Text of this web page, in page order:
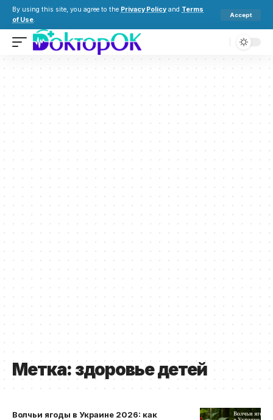
By using this site, you agree to the Privacy Policy and Terms
of Use.
Accept
Метка: здоровье детей
Волчьи ягоды в Украине 2026: как